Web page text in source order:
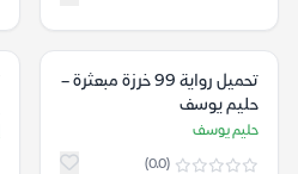
تحميل رواية 99 خرزة مبعثرة –
حليم يوسف
حليم يوسف
(0.0)